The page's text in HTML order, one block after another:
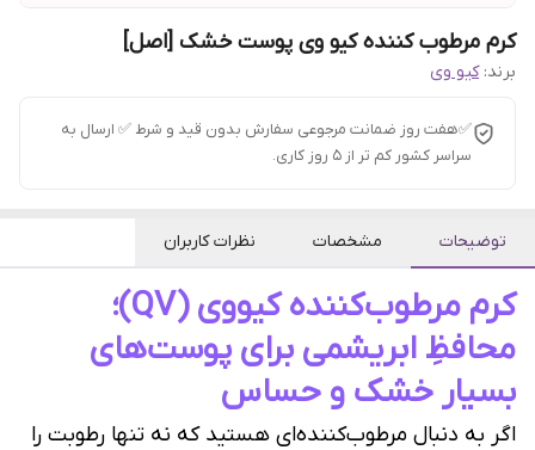
کرم مرطوب کننده کیو وی پوست خشک [اصل]
برند: کیو وی
✅هفت روز ضمانت مرجوعی سفارش بدون قید و شرط ✅ ارسال به
سراسر کشور کم تر از 5 روز کاری.
توضیحات مشخصات نظرات کاربران
کرم مرطوب‌کننده کیو‌وی (QV)؛
محافظِ ابریشمی برای پوست‌های
بسیار خشک و حساس
اگر به دنبال مرطوب‌کننده‌ای هستید که نه تنها رطوبت را